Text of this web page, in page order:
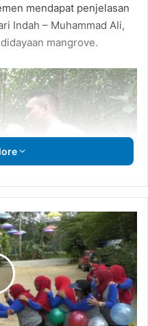
mendapat penjelasan
Indah – Muhammad Ali,
mangrove.
Muhammad Ali, menjelaskan
mangrove.
mangrove, Badak LNG
tangga dalam
Para ibu rumah